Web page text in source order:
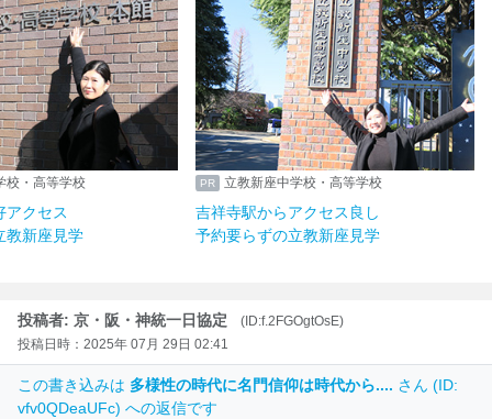
校・高等学校
アクセス
教新座見学
立教新座中学校・高等学校
吉祥寺駅からアクセス良し
予約要らずの立教新座見学
投稿者: 京・阪・神統一日協定
(ID:f.2FGOgtOsE)
投稿日時：2025年 07月 29日 02:41
この書き込みは 多様性の時代に名門信仰は時代から.... さん (ID:
vfv0QDeaUFc) への返信です